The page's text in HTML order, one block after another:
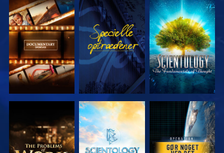
UDFORSK
SERIEN
SE
UDFORSK
SERIEN
UDFORSK
SERIEN
UDFORSK
SERIEN
SE